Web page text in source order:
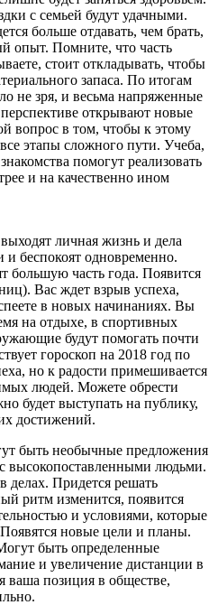
с семьей будут удачными.
больше отдавать, чем брать,
опыт. Помните, что часть
стоит откладывать, чтобы
запаса. По итогам
не зря, и весьма напряженные
открывают новые
вопрос в том, чтобы к этому
этапы сложного пути. Учеба,
помогут реализовать
и на качественно ином
личная жизнь и дела
и беспокоят одновременно.
большую часть года. Появится
Вас ждет взрыв успеха,
в новых начинаниях. Вы
на отдыхе, в спортивных
будут помогать почти
гороскоп на 2018 год по
но к радости примешивается
людей. Можете обрести
будет выступать на публику,
достижений.
быть необычные предложения
высокопоставленными людьми.
делах. Придется решать
ритм изменится, появится
и условиями, которые
новые цели и планы.
быть определенные
и увеличение дистанции в
ваша позиция в обществе,